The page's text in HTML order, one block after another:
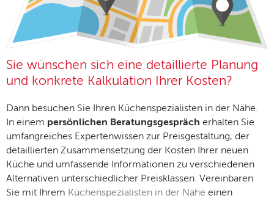
Sie wünschen sich eine detaillierte Planung
und konkrete Kalkulation Ihrer Kosten?
Dann besuchen Sie Ihren Küchenspezialisten in der Nähe.
In einem persönlichen Beratungsgespräch erhalten Sie
umfangreiches Expertenwissen zur Preisgestaltung, der
detaillierten Zusammensetzung der Kosten Ihrer neuen
Küche und umfassende Informationen zu verschiedenen
Alternativen unterschiedlicher Preisklassen. Vereinbaren
Sie mit Ihrem Küchenspezialisten in der Nähe einen